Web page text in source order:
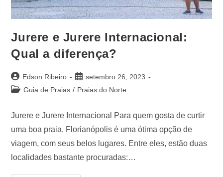
Jurere e Jurere Internacional:
Qual a diferença?
Edson Ribeiro
setembro 26, 2023
Guia de Praias / Praias do Norte
Jurere e Jurere Internacional Para quem gosta de curtir
uma boa praia, Florianópolis é uma ótima opção de
viagem, com seus belos lugares. Entre eles, estão duas
localidades bastante procuradas:…